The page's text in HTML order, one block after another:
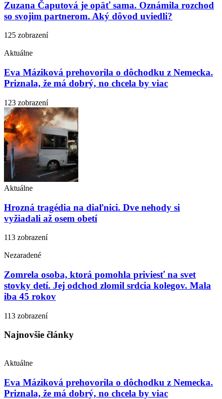
Zuzana Čaputová je opäť sama. Oznámila rozchod
so svojim partnerom. Aký dôvod uviedli?
125 zobrazení
Aktuálne
Eva Máziková prehovorila o dôchodku z Nemecka.
Priznala, že má dobrý, no chcela by viac
123 zobrazení
Aktuálne
Hrozná tragédia na diaľnici. Dve nehody si
vyžiadali až osem obetí
113 zobrazení
Nezaradené
Zomrela osoba, ktorá pomohla priviesť na svet
stovky detí. Jej odchod zlomil srdcia kolegov. Mala
iba 45 rokov
113 zobrazení
Najnovšie články
Aktuálne
Eva Máziková prehovorila o dôchodku z Nemecka.
Priznala, že má dobrý, no chcela by viac